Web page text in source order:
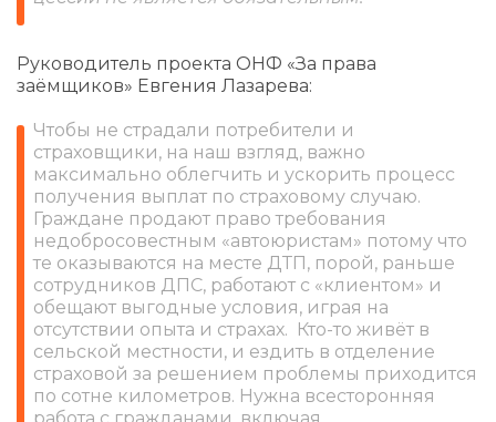
Руководитель проекта ОНФ «За права
заёмщиков» Евгения Лазарева:
Чтобы не страдали потребители и
страховщики, на наш взгляд, важно
максимально облегчить и ускорить процесс
получения выплат по страховому случаю.
Граждане продают право требования
недобросовестным «автоюристам» потому что
те оказываются на месте ДТП, порой, раньше
сотрудников ДПС, работают с «клиентом» и
обещают выгодные условия, играя на
отсутствии опыта и страхах. Кто-то живёт в
сельской местности, и ездить в отделение
страховой за решением проблемы приходится
по сотне километров. Нужна всесторонняя